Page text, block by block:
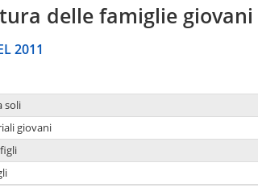
delle famiglie giovani
2011
soli
giovani